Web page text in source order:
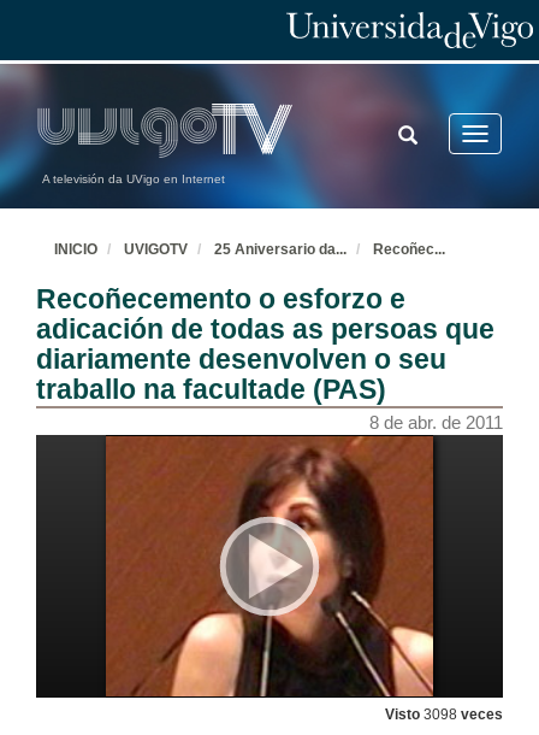
A televisión da UVigo en Internet
Toggle
TOGGLE
SEARCH
INICIO UVIGOTV 25 Aniversario da... Recoñec...
Recoñecemento o esforzo e
adicación de todas as persoas que
diariamente desenvolven o seu
traballo na facultade (PAS)
8 de abr. de 2011
Visto 3098 veces